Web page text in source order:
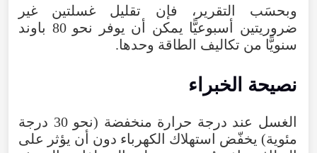
وبحسَب التقرير، فإن تقليل غسلتين غير
ضروريتين أسبوعيًّا يمكن أن يوفر نحو 80 باوند
سنويًّا من تكاليف الطاقة وحدها.
نصيحة الخبراء
الغسل عند درجة حرارة منخفضة (نحو 30 درجة
مئوية) يخفّض استهلاك الكهرباء دون أن يؤثر على